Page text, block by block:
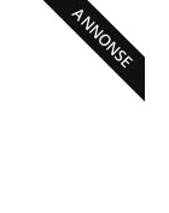
ANNONSE